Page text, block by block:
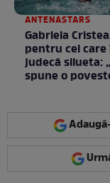
ANTENASTARS
Gabriela
pentru cei care
judecă silueta:
spune o